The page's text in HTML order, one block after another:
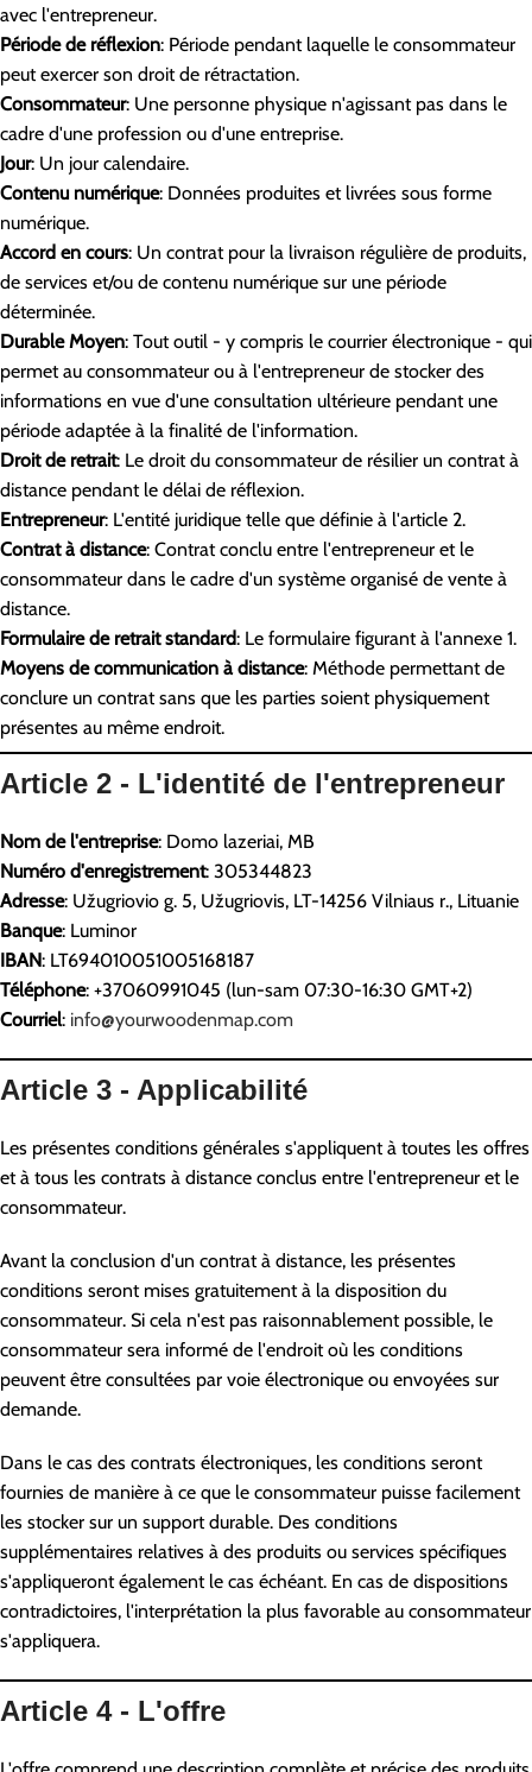
avec l'entrepreneur.
Période de réflexion: Période pendant laquelle le consommateur
peut exercer son droit de rétractation.
Consommateur: Une personne physique n'agissant pas dans le
cadre d'une profession ou d'une entreprise.
Jour: Un jour calendaire.
Contenu numérique: Données produites et livrées sous forme
numérique.
Accord en cours: Un contrat pour la livraison régulière de produits,
de services et/ou de contenu numérique sur une période
déterminée.
Durable Moyen: Tout outil - y compris le courrier électronique - qui
permet au consommateur ou à l'entrepreneur de stocker des
informations en vue d'une consultation ultérieure pendant une
période adaptée à la finalité de l'information.
Droit de retrait: Le droit du consommateur de résilier un contrat à
distance pendant le délai de réflexion.
Entrepreneur: L'entité juridique telle que définie à l'article 2.
Contrat à distance: Contrat conclu entre l'entrepreneur et le
consommateur dans le cadre d'un système organisé de vente à
distance.
Formulaire de retrait standard: Le formulaire figurant à l'annexe 1.
Moyens de communication à distance: Méthode permettant de
conclure un contrat sans que les parties soient physiquement
présentes au même endroit.
Article 2 - L'identité de l'entrepreneur
Nom de l'entreprise: Domo lazeriai, MB
Numéro d'enregistrement: 305344823
Adresse: Užugriovio g. 5, Užugriovis, LT-14256 Vilniaus r., Lituanie
Banque: Luminor
IBAN: LT694010051005168187
Téléphone: +37060991045 (lun-sam 07:30-16:30 GMT+2)
Courriel: info@yourwoodenmap.com
Article 3 - Applicabilité
Les présentes conditions générales s'appliquent à toutes les offres
et à tous les contrats à distance conclus entre l'entrepreneur et le
consommateur.
Avant la conclusion d'un contrat à distance, les présentes
conditions seront mises gratuitement à la disposition du
consommateur. Si cela n'est pas raisonnablement possible, le
consommateur sera informé de l'endroit où les conditions
peuvent être consultées par voie électronique ou envoyées sur
demande.
Dans le cas des contrats électroniques, les conditions seront
fournies de manière à ce que le consommateur puisse facilement
les stocker sur un support durable. Des conditions
supplémentaires relatives à des produits ou services spécifiques
s'appliqueront également le cas échéant. En cas de dispositions
contradictoires, l'interprétation la plus favorable au consommateur
s'appliquera.
Article 4 - L'offre